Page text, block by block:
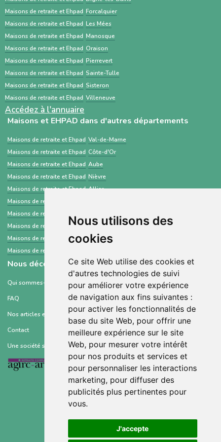
Nous utilisons des
cookies
Ce site Web utilise des cookies et
d'autres technologies de suivi
pour améliorer votre expérience
de navigation aux fins suivantes :
pour activer les fonctionnalités de
base du site Web, pour offrir une
meilleure expérience sur le site
Web, pour mesurer votre intérêt
pour nos produits et services et
pour personnaliser les interactions
marketing, pour diffuser des
publicités plus pertinentes pour
vous.
J'accepte
est un service public gratuit, destiné
principalement aux professionnels de santé,
centré sur les demandes d’admission en
établissements médico-sociaux via un dossier
standardisé.
Maisons de retraite et Ehpad Forcalquier
Maisons de retraite et Ehpad Les Mées
Maisons de retraite et Ehpad Manosque
Maisons de retraite et Ehpad Oraison
Maisons de retraite et Ehpad Pierrevert
Maisons de retraite et Ehpad Sainte-Tulle
Maisons de retraite et Ehpad Sisteron
Maisons de retraite et Ehpad Villeneuve
Accédez à l'annuaire
Maisons et EHPAD dans d'autres départements
Maisons de retraite et Ehpad Val-de-Marne
Maisons de retraite et Ehpad Côte-d'Or
Maisons de retraite et Ehpad Aube
Maisons de retraite et Ehpad Nièvre
Maisons de retraite et Ehpad Allier
Maisons de retraite et Ehpad
Maisons de retraite et Ehpad
Maisons de retraite et Ehpad Isère
Maisons de retraite et Ehpad Yvelines
Maisons de retraite et Ehpad
Nous découvrir
Qui sommes-nous ?
FAQ
Nos articles et ressources
Contact
Une société soutenue par :
Conditions générales d’utilisation
Mentions légales